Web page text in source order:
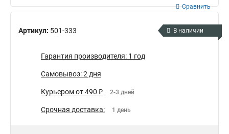
Артикул: 501-333
Сравнить
В наличии
Гарантия производителя: 1 год
Самовывоз: 2 дня
Курьером от 490 ₽ 2-3 дней
Срочная доставка: 1 день